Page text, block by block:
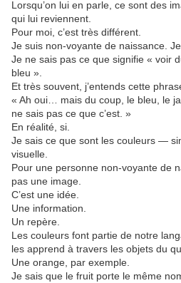
Lorsqu’on lui en parle, ce sont des
qui lui reviennent.
Pour moi, c’est très différent.
Je suis non-voyante de naissance.
Je ne sais pas ce que signifie « voir
bleu ».
Et très souvent, j’entends cette
« Ah oui… mais du coup, le bleu, le
ne sais pas ce que c’est. »
En réalité, si.
Je sais ce que sont les couleurs —
visuelle.
Pour une personne non-voyante de
pas une image.
C’est une idée.
Une information.
Un repère.
Les couleurs font partie de notre
les apprend à travers les objets du
Une orange, par exemple.
Je sais que le fruit porte le même